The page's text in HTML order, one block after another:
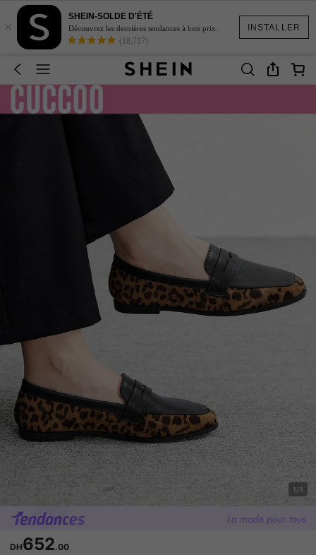
INSTALLER
×
SHEIN-SOLDE D'ÉTÉ
Découvrez les dernières tendances à bon prix.
(18,717)
1/5
DH652.00